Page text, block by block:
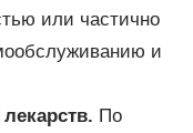
или частично
и
По